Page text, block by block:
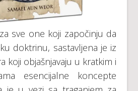
sve one koji započinju da
doktrinu, sastavljena je iz
koji objašnjavaju u kratkim i
esencijalne koncepte